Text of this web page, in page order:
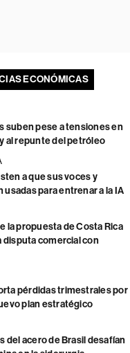
ECONÓMICAS
suben pese a tensiones en
al repunte del petróleo
a que sus voces y
usadas para entrenar a la IA
la propuesta de Costa Rica
disputa comercial con
pérdidas trimestrales por
plan estratégico
del acero de Brasil desafían